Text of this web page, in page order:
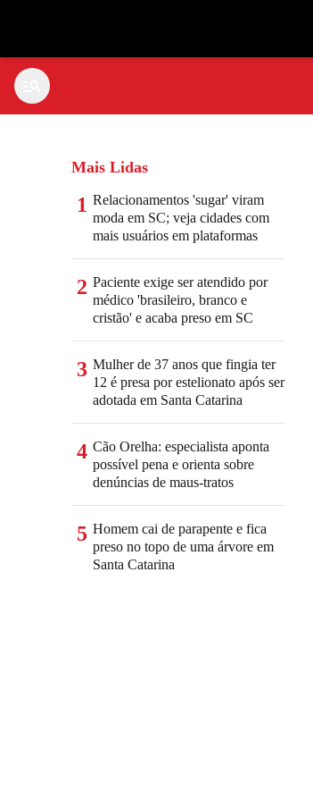
Mais Lidas
1 Relacionamentos 'sugar' viram
moda em SC; veja cidades com
mais usuários em plataformas
2 Paciente exige ser atendido por
médico 'brasileiro, branco e
cristão' e acaba preso em SC
3 Mulher de 37 anos que fingia ter
12 é presa por estelionato após ser
adotada em Santa Catarina
4 Cão Orelha: especialista aponta
possível pena e orienta sobre
denúncias de maus-tratos
5 Homem cai de parapente e fica
preso no topo de uma árvore em
Santa Catarina